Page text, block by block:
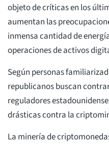
objeto de críticas en los
aumentan las
inmensa cantidad de
operaciones de activos
Según personas
republicanos buscan
reguladores
drásticas contra la
La minería de